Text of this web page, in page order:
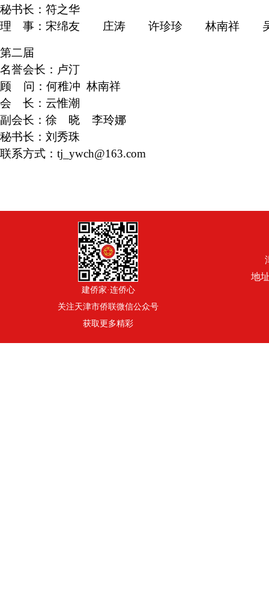
秘书长： 符之华
理 事： 宋绵友 庄涛 许珍珍 林南祥 吴
第二届
名誉会长： 卢汀
顾 问： 何稚冲 林南祥
会 长： 云惟潮
副会长： 徐 晓 李玲娜
秘书长： 刘秀珠
联系方式： tj_ywch@163.com
建侨家·连侨心
关注天津市侨联微信公众号
获取更多精彩
地